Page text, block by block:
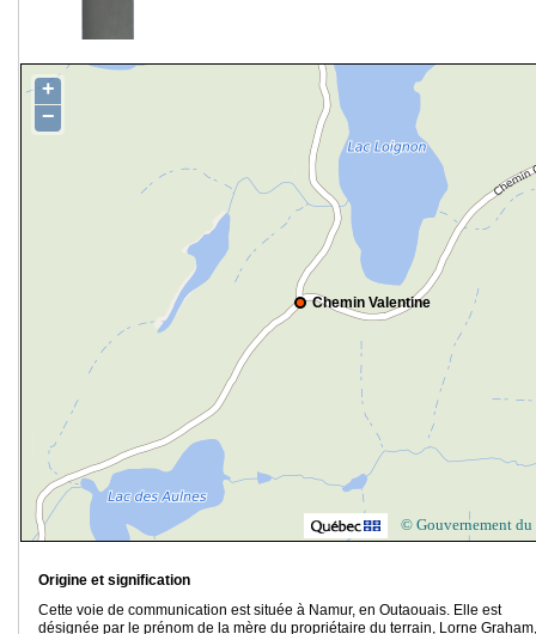
Chemin Valentine
+
−
© Gouvernement du
Origine et signification
Cette voie de communication est située à Namur, en Outaouais. Elle est
désignée par le prénom de la mère du propriétaire du terrain, Lorne